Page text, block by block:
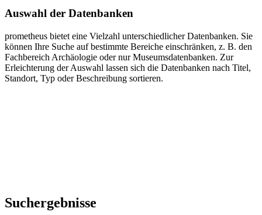
Auswahl der Datenbanken
prometheus bietet eine Vielzahl unterschiedlicher Datenbanken. Sie
können Ihre Suche auf bestimmte Bereiche einschränken, z. B. den
Fachbereich Archäologie oder nur Museumsdatenbanken. Zur
Erleichterung der Auswahl lassen sich die Datenbanken nach Titel,
Standort, Typ oder Beschreibung sortieren.
Suchergebnisse